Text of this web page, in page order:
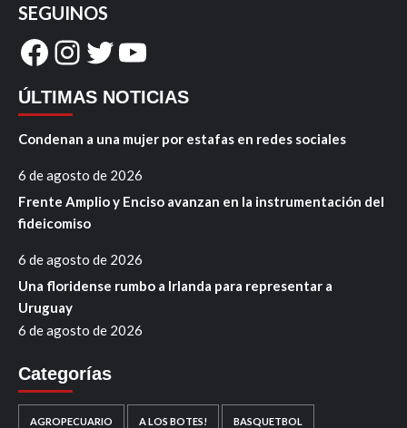
SEGUINOS
Facebook
Instagram
Twitter
YouTube
ÚLTIMAS NOTICIAS
Condenan a una mujer por estafas en redes sociales
6 de agosto de 2026
Frente Amplio y Enciso avanzan en la instrumentación del
fideicomiso
6 de agosto de 2026
Una floridense rumbo a Irlanda para representar a
Uruguay
6 de agosto de 2026
Categorías
AGROPECUARIO A LOS BOTES! BASQUETBOL